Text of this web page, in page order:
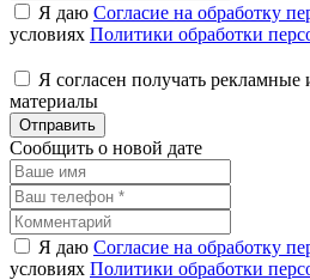
Я даю Согласие на обработку
условиях Политики обработки
Я согласен получать
материалы
Отправить
Сообщить о новой дате
Я даю Согласие на обработку
условиях Политики обработки